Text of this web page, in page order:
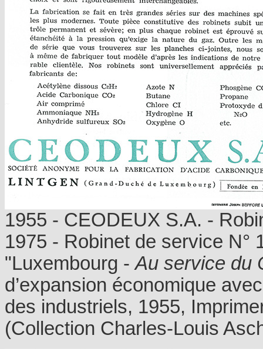
1955 - CEODEUX S.A. -
1975 - Robinet de service N°
"Luxembourg -Au service du
d’expansion économique
des industriels, 1955,
(Collection Charles-Louis